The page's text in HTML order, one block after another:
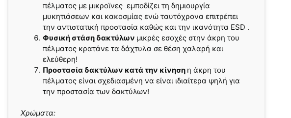
πέλματος με μικροϊνες εμποδίζει τη δημιουργία
μυκητιάσεων και κακοσμίας ενώ ταυτόχρονα επιτρέπει
την αντιστατική προστασία καθώς και την ικανότητα ESD .
Φυσική στάση δακτύλων μικρές εσοχές στην άκρη του
πέλματος κρατάνε τα δάχτυλα σε θέση χαλαρή και
ελεύθερη!
Προστασία δακτύλων κατά την κίνηση η άκρη του
πέλματος είναι σχεδιασμένη να είναι ιδιαίτερα ψηλή για
την προστασία των δακτύλων!
Χρώματα: